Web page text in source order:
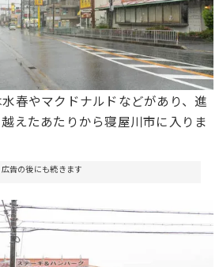
春やマクドナルドなどがあり、進
えたあたりから寝屋川市に入りま
広告の後にも続きます